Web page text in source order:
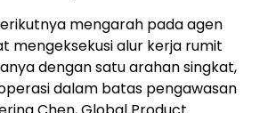
mengarah pada agen
mengeksekusi alur kerja rumit
dengan satu arahan singkat,
dalam batas pengawasan